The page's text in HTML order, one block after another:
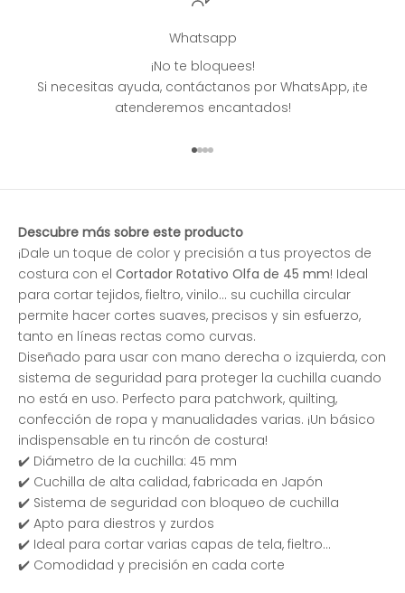
Whatsapp
¡No te bloquees!
Si necesitas ayuda, contáctanos por WhatsApp, ¡te
atenderemos encantados!
Ir al artículo 1
Ir al artículo 2
Ir al artículo 3
Ir al artículo 4
Descubre más sobre este producto
¡Dale un toque de color y precisión a tus proyectos de
costura con el Cortador Rotativo Olfa de 45 mm! Ideal
para cortar tejidos, fieltro, vinilo... su cuchilla circular
permite hacer cortes suaves, precisos y sin esfuerzo,
tanto en líneas rectas como curvas.
Diseñado para usar con mano derecha o izquierda, con
sistema de seguridad para proteger la cuchilla cuando
no está en uso. Perfecto para patchwork, quilting,
confección de ropa y manualidades varias. ¡Un básico
indispensable en tu rincón de costura!
✔️ Diámetro de la cuchilla: 45 mm
✔️ Cuchilla de alta calidad, fabricada en Japón
✔️ Sistema de seguridad con bloqueo de cuchilla
✔️ Apto para diestros y zurdos
✔️ Ideal para cortar varias capas de tela, fieltro...
✔️ Comodidad y precisión en cada corte